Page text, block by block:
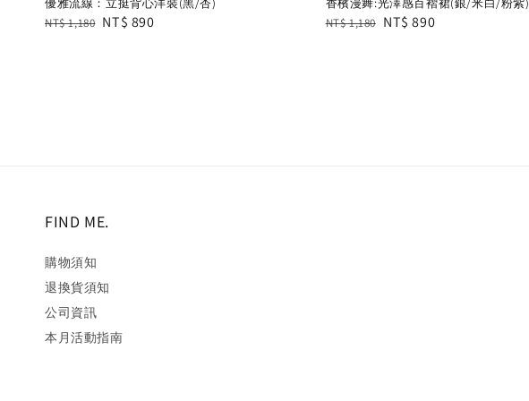
Regular
NT$ 1,180 Sale
NT$ 890
Regular
NT$ 1,180 Sale
NT$ 890
FIND ME.
購物須知
退換貨須知
公司資訊
本月活動指南